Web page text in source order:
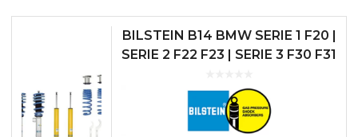
BILSTEIN B14 BMW SERIE 1 F20 |
SERIE 2 F22 F23 | SERIE 3 F30 F31
SUSPENSIÓN ELÉCTRON...